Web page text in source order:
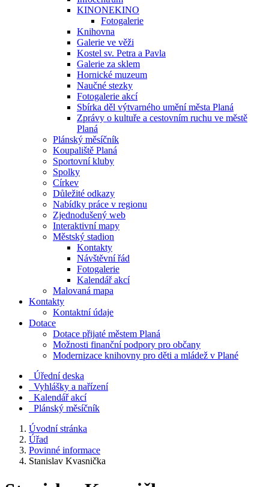
KINONEKINO
Fotogalerie
Knihovna
Galerie ve věži
Kostel sv. Petra a Pavla
Galerie za sklem
Hornické muzeum
Naučné stezky
Fotogalerie akcí
Sbírka děl výtvarného umění města Planá
Zprávy o kultuře a cestovním ruchu ve městě
Planá
Plánský měsíčník
Koupaliště Planá
Sportovní kluby
Spolky
Církev
Důležité odkazy
Nabídky práce v regionu
Zjednodušený web
Interaktivní mapy
Městský stadion
Kontakty
Návštěvní řád
Fotogalerie
Kalendář akcí
Malovaná mapa
Kontakty
Kontaktní údaje
Dotace
Dotace přijaté městem Planá
Možnosti finanční podpory pro občany
Modernizace knihovny pro děti a mládež v Plané
Úřední deska
Vyhlášky a nařízení
Kalendář akcí
Plánský měsíčník
Úvodní stránka
Úřad
Povinné informace
Stanislav Kvasnička